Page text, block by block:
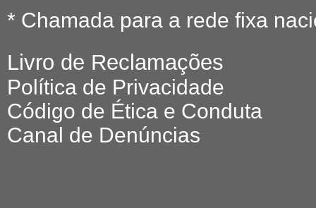
* Chamada para a rede fixa
Livro de Reclamações
Política de Privacidade
Código de Ética e Conduta
Canal de Denúncias